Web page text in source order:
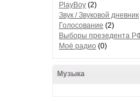
PlayBoy (2)
Звук / Звуковой дневник
Голосование (2)
Выборы презедента
Моё радио (0)
Музыка